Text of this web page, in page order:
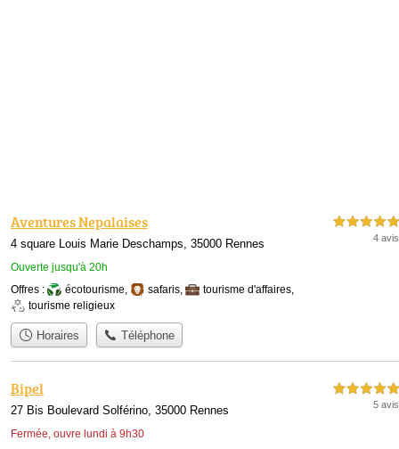
Aventures Nepalaises
4 square Louis Marie Deschamps, 35000 Rennes
Ouverte jusqu'à 20h
5,0 étoiles sur 5
4 avis
Offres : écotourisme safaris tourisme d'affaires
tourisme religieux
Horaires Téléphone
Bipel
27 Bis Boulevard Solférino, 35000 Rennes
Fermée, ouvre lundi à 9h30
5,0 étoiles sur 5
5 avis